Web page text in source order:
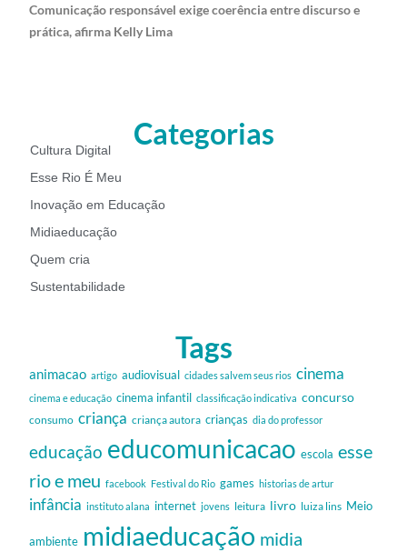
Comunicação responsável exige coerência entre discurso e
prática, afirma Kelly Lima
Categorias
Cultura Digital
Esse Rio É Meu
Inovação em Educação
Midiaeducação
Quem cria
Sustentabilidade
Tags
animacao artigo audiovisual cidades salvem seus rios cinema
cinema e educação cinema infantil classificação indicativa concurso
consumo criança criança autora crianças dia do professor
educação educomunicacao escola esse
rio e meu facebook Festival do Rio games historias de artur
infância instituto alana internet jovens leitura livro luiza lins Meio
ambiente midiaeducação midia